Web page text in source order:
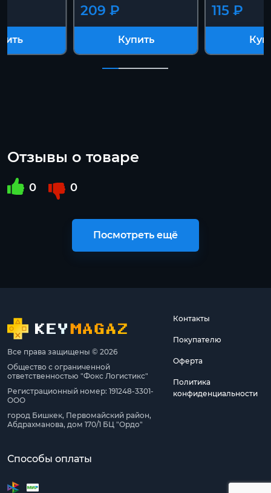
209 ₽
Купить
115 ₽
Отзывы о товаре
0 0
Посмотреть ещё
Все права защищены © 2026
Общество с ограниченной
ответственностью "Фокс Логистикс"
Регистрационный номер: 191248-3301-
ООО
город Бишкек, Первомайский район,
Абдрахманова, дом 170/1 БЦ "Ордо"
Контакты
Покупателю
Оферта
Политика
конфиденциальности
Способы оплаты